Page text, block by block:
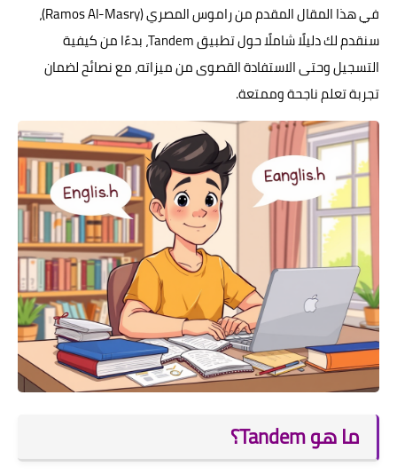
في هذا المقال المقدم من راموس المصري (Ramos Al-Masry)،
سنقدم لك دليلًا شاملًا حول تطبيق Tandem، بدءًا من كيفية
التسجيل وحتى الاستفادة القصوى من ميزاته، مع نصائح لضمان
تجربة تعلم ناجحة وممتعة.
ما هو Tandem؟